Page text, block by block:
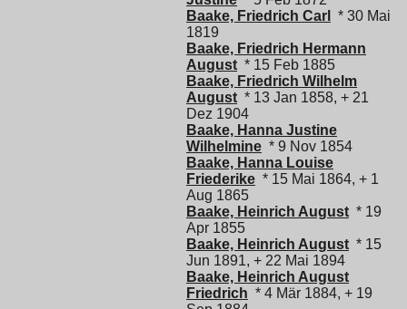
Baake, Friedrich Carl
* 30 Mai
1819
Baake, Friedrich Hermann
August * 15 Feb 1885
Baake, Friedrich Wilhelm
August * 13 Jan 1858, + 21
Dez 1904
Baake, Hanna Justine
Wilhelmine * 9 Nov 1854
Baake, Hanna Louise
Friederike * 15 Mai 1864, + 1
Aug 1865
Baake, Heinrich August * 19
Apr 1855
Baake, Heinrich August * 15
Jun 1891, + 22 Mai 1894
Baake, Heinrich August
Friedrich * 4 Mär 1884, + 19